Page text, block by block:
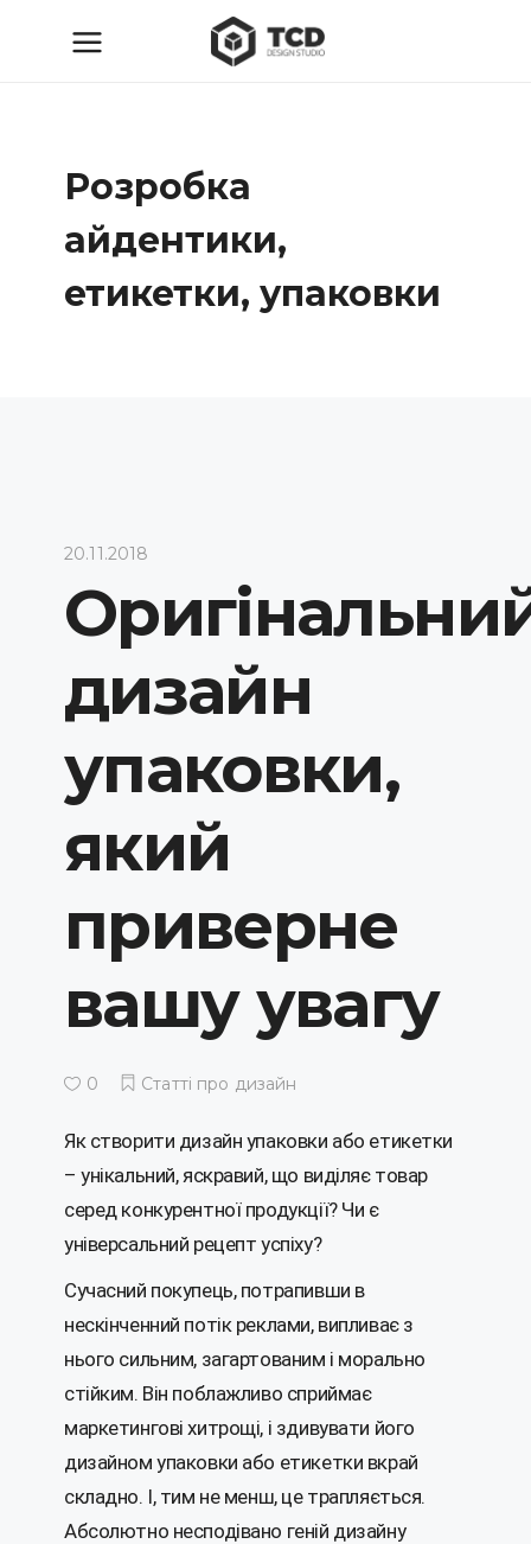
Розробка
айдентики,
етикетки, упаковки
20.11.2018
дизайн
упаковки,
який
приверне
вашу увагу
0 Статті про дизайн
Як створити дизайн упаковки або етикетки
– унікальний, яскравий, що виділяє товар
серед конкурентної продукції? Чи є
універсальний рецепт успіху?
Сучасний покупець, потрапивши в
нескінченний потік реклами, випливає з
нього сильним, загартованим і морально
стійким. Він поблажливо сприймає
маркетингові хитрощі, і здивувати його
дизайном упаковки або етикетки вкрай
складно. І, тим не менш, це трапляється.
Абсолютно несподівано геній дизайну